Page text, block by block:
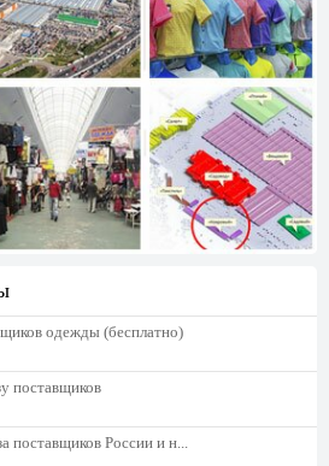
одежды (бесплатно)
поставщиков
поставщиков России и н...